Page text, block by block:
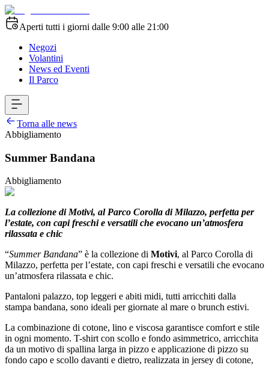
Aperti tutti i giorni dalle 9:00 alle 21:00
Negozi
Volantini
News ed Eventi
Il Parco
Torna alle news
Abbigliamento
Summer Bandana
Abbigliamento
La collezione di Motivi, al Parco Corolla di Milazzo, perfetta per
l’estate, con capi freschi e versatili che evocano un’atmosfera
rilassata e chic
“Summer Bandana” è la collezione di Motivi, al Parco Corolla di
Milazzo, perfetta per l’estate, con capi freschi e versatili che evocano
un’atmosfera rilassata e chic.
Pantaloni palazzo, top leggeri e abiti midi, tutti arricchiti dalla
stampa bandana, sono ideali per giornate al mare o brunch estivi.
La combinazione di cotone, lino e viscosa garantisce comfort e stile
in ogni momento. T-shirt con scollo e fondo asimmetrico, arricchita
da un motivo di spallina larga in pizzo e applicazione di pizzo su
fondo capo e scollo davanti e dietro, realizzata in jersey di cotone,